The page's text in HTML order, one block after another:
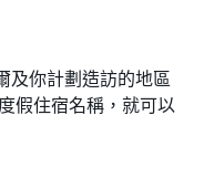
及你計劃造訪的地區
假住宿名稱，就可以